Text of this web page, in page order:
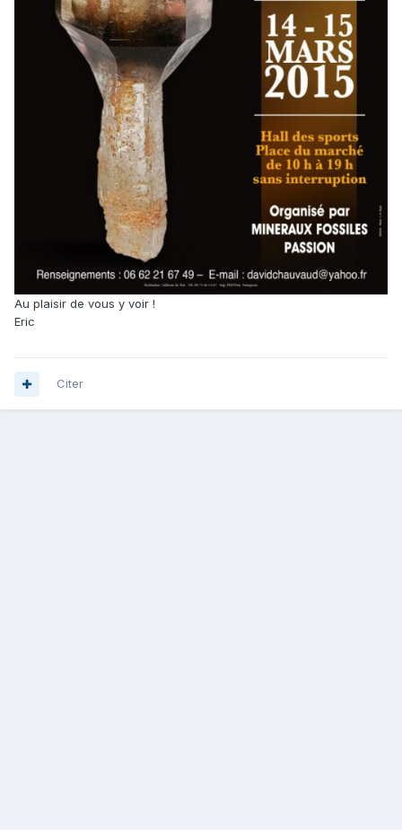
Au plaisir de vous y voir !
Eric
Citer